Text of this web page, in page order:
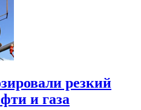
резкий
и газа